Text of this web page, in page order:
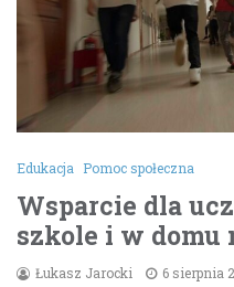
Edukacja Pomoc społeczna
Wsparcie dla
szkole i w domu
Łukasz Jarocki 6 sierpnia